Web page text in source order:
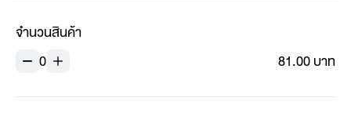
จำนวนสินค้า
0
81.00 บาท